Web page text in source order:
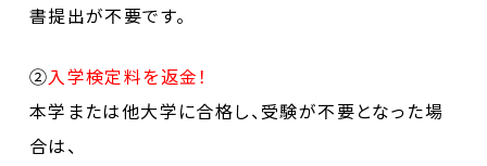
書提出が不要です。
②入学検定料を返金！
本学または他大学に合格し、受験が不要となった場
合は、